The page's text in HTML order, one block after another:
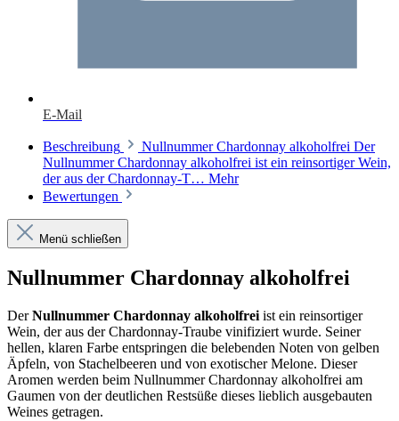
E-Mail
Beschreibung
Nullnummer Chardonnay alkoholfrei Der
Nullnummer Chardonnay alkoholfrei ist ein reinsortiger Wein,
der aus der Chardonnay-T… Mehr
Bewertungen
Menü schließen
Nullnummer Chardonnay alkoholfrei
DerNullnummer Chardonnay alkoholfrei ist ein reinsortiger
Wein, der aus der Chardonnay-Traube vinifiziert wurde. Seiner
hellen, klaren Farbe entspringen die belebenden Noten von gelben
Äpfeln, von Stachelbeeren und von exotischer Melone. Dieser
Aromen werden beim Nullnummer Chardonnay alkoholfrei am
Gaumen von der deutlichen Restsüße dieses lieblich ausgebauten
Weines getragen.